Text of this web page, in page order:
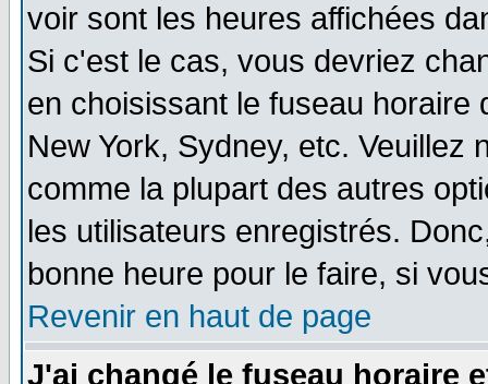
voir sont les heures affichées
Si c'est le cas, vous devriez
en choisissant le fuseau
New York, Sydney, etc. Veuillez
comme la plupart des autres
les utilisateurs enregistrés.
bonne heure pour le faire, si
Revenir en haut de page
J'ai changé le fuseau horaire